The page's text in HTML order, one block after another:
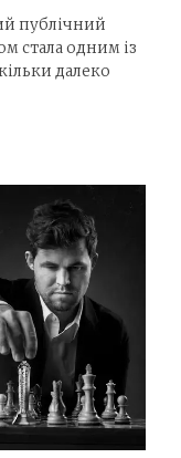
публічний
стала одним із
далеко